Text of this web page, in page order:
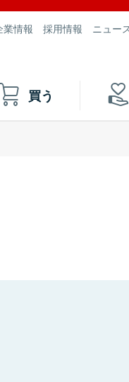
業情報 採用情報 ニュー
買う